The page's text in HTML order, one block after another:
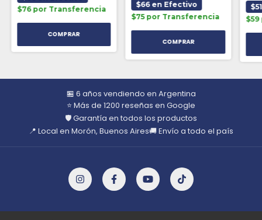
$76 por Transferencia
$66 en Efectivo
$75 por Transferencia
🏪 6 años vendiendo en Argentina
⭐ Más de 1200 reseñas en Google
🛡️ Garantía en todos los productos
📍 Local en Morón, Buenos Aires🚚 Envío a todo el país